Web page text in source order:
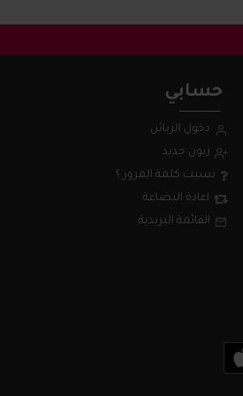
حسابي
دخول الزبائن
زبون جديد
نسيت كلمة المرور ؟
اعادة البضاعة
القائمة البريدية